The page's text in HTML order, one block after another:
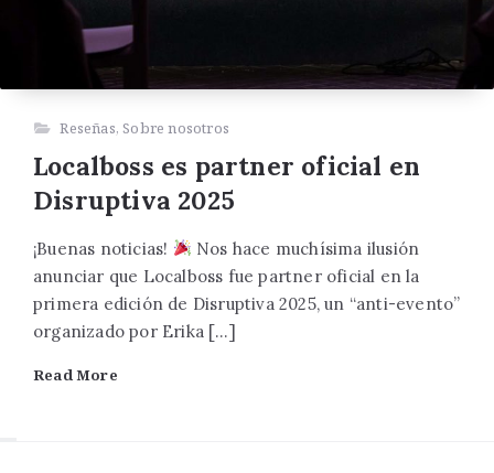
Reseñas,Sobre nosotros
Localboss es partner oficial en
Disruptiva 2025
¡Buenas noticias!
Nos hace muchísima ilusión
anunciar que Localboss fue partner oficial en la
primera edición de Disruptiva 2025, un “anti-evento”
organizado por Erika […]
Read More